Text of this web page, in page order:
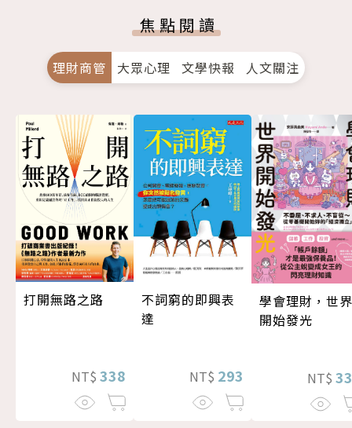
焦點閱讀
理財商管 大眾心理 文學快報 人文關注
打開無路之路
NT$ 338
不詞窮的即興表
達
NT$ 293
學會理財，世界
開始發光
NT$